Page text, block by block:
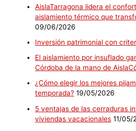
AislaTarragona lidera el
aislamiento térmico que
09/06/2026
Inversión patrimonial con
El aislamiento por insuflado
Córdoba de la mano de
¿Cómo elegir los mejores
temporada? 19/05/2026
5 ventajas de las cerraduras
viviendas vacacionales 11/05/